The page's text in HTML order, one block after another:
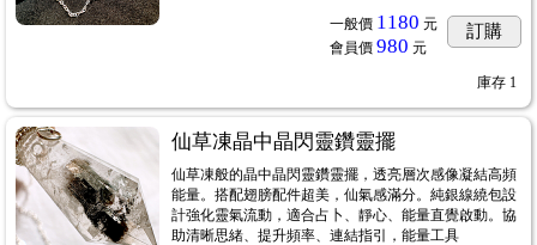
一般價 1180 元
會員價 980 元
訂購
庫存 1
仙草凍晶中晶閃靈鑽靈擺
仙草凍般的晶中晶閃靈鑽靈擺，透亮層次感像凝結高頻
能量。搭配翅膀配件超美，仙氣感滿分。純銀線繞包設
計強化靈氣流動，適合占卜、靜心、能量直覺啟動。協
助清晰思緒、提升頻率、連結指引，能量工具